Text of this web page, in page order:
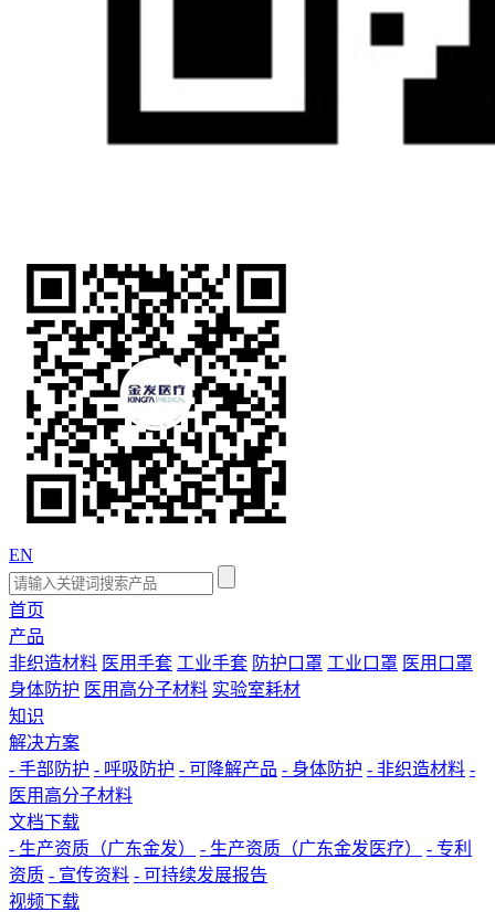
EN
首页
产品
非织造材料 医用手套 工业手套 防护口罩 工业口罩 医用口罩
身体防护 医用高分子材料 实验室耗材
知识
解决方案
- 手部防护 - 呼吸防护 - 可降解产品 - 身体防护 - 非织造材料 -
医用高分子材料
文档下载
- 生产资质（广东金发）
- 生产资质（广东金发医疗）
- 专利
资质 - 宣传资料 - 可持续发展报告
视频下载